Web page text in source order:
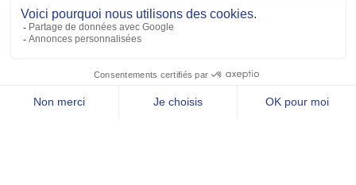
Vivre Et Bien S’assurer
novembre 12, 2025